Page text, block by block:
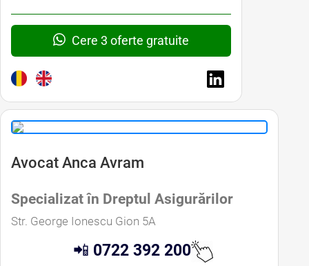
Cere 3 oferte gratuite
Avocat Anca Avram
Specializat în Dreptul Asigurărilor
Str. George Ionescu Gion 5A
📲 0722 392 200